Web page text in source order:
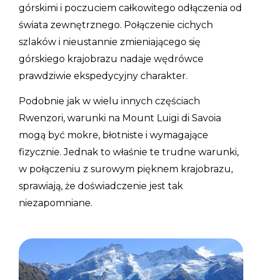
górskimi i poczuciem całkowitego odłączenia od
świata zewnętrznego. Połączenie cichych
szlaków i nieustannie zmieniającego się
górskiego krajobrazu nadaje wędrówce
prawdziwie ekspedycyjny charakter.
Podobnie jak w wielu innych częściach
Rwenzori, warunki na Mount Luigi di Savoia
mogą być mokre, błotniste i wymagające
fizycznie. Jednak to właśnie te trudne warunki,
w połączeniu z surowym pięknem krajobrazu,
sprawiają, że doświadczenie jest tak
niezapomniane.